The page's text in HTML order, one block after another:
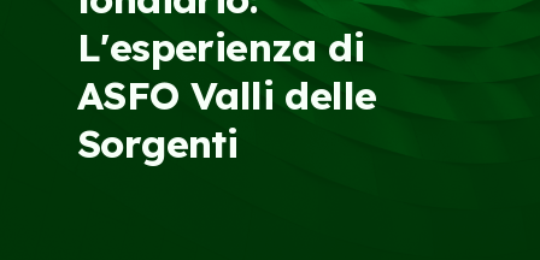
L'esperienza di
ASFO Valli delle
Sorgenti